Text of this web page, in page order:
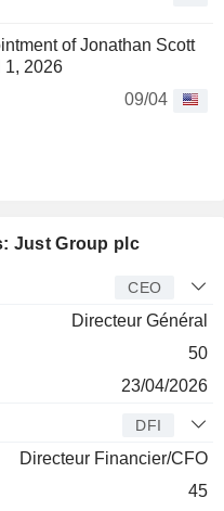
of Jonathan Scott
1, 2026
09/04
Just Group plc
CEO
Directeur Général
50
23/04/2026
DFI
Directeur Financier/CFO
45